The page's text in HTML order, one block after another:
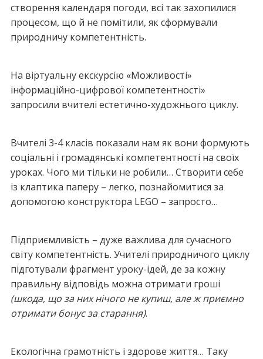
створення календаря погоди, всі так захопилися
процесом, що й не помітили, як сформували
природничу компетентність.
На віртуальну екскурсію «Можливості»
інформаційно-цифрової компетентності»
запросили вчителі естетично-художнього циклу.
Вчителі 3-4 класів показали нам як вони формують
соціальні і громадянські компетентності на своїх
уроках. Чого ми тільки не робили… Створити себе
із клаптика паперу – легко, познайомитися за
допомогою конструктора LEGO – запросто…
Підприємливість – дуже важлива для сучасного
світу компетентність. Учителі природничого циклу
підготували фрагмент уроку-ідей, де за кожну
правильну відповідь можна отримати гроші
(шкода, що за них нічого не купиш, але ж приємно
отримати бонус за старання).
Екологічна грамотність і здорове життя… Таку